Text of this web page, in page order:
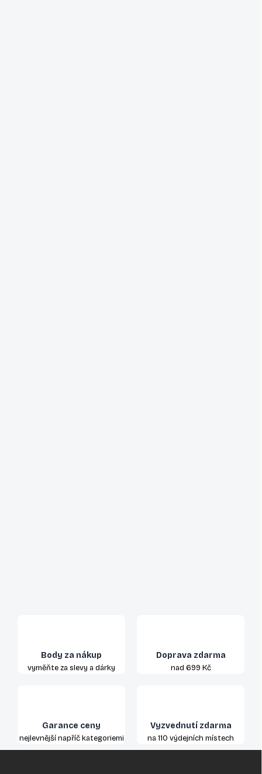
Body za nákup
vyměňte za slevy a dárky
Doprava zdarma
nad 699 Kč
Garance ceny
nejlevnější napříč kategoriemi
Vyzvednutí zdarma
na 110 výdejních místech